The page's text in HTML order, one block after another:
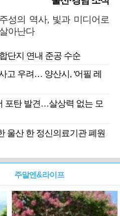
성의 역사, 빛과 미디어로
아난다
단지 연내 준공 수순
고 우려… 양산시, '어필 레
포탄 발견…살상력 없는 모
울산 한 정신의료기관 폐원
주말엔&라이프